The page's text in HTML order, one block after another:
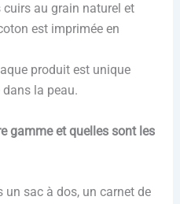
au grain naturel et
est imprimée en
produit est unique
la peau.
gamme et quelles sont les
un sac à dos, un carnet de